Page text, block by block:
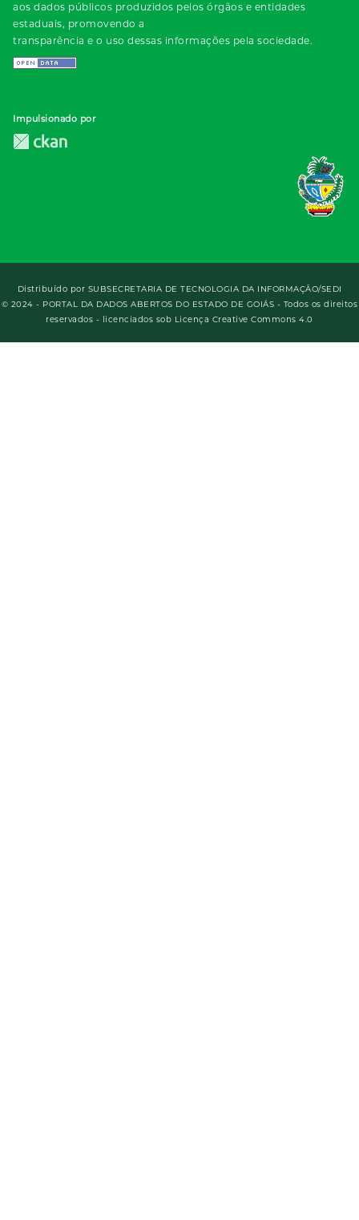
aos dados públicos produzidos pelos órgãos e entidades
estaduais, promovendo a
transparência e o uso dessas informações pela sociedade.
Impulsionado por
Distribuído por SUBSECRETARIA DE TECNOLOGIA DA INFORMAÇÃO/SEDI
© 2024 - PORTAL DA DADOS ABERTOS DO ESTADO DE GOIÁS - Todos os direitos
reservados - licenciados sob Licença Creative Commons 4.0